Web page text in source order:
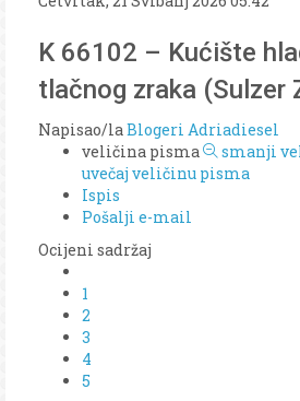
K 66102 – Kućište
tlačnog zraka (Sulzer
Napisao/la Blogeri Adriadiesel
veličina pisma
smanji
uvečaj veličinu pisma
Ispis
Pošalji e-mail
Ocijeni sadržaj
1
2
3
4
5